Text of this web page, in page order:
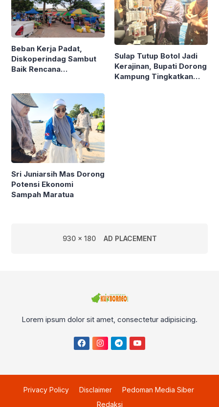
Beban Kerja Padat,
Diskoperindag Sambut
Baik Rencana
Sulap Tutup Botol Jadi
Kerajinan, Bupati Dorong
Kampung Tingkatkan
Sri Juniarsih Mas Dorong
Potensi Ekonomi
Sampah Maratua
930 x 180 AD PLACEMENT
Lorem ipsum dolor sit amet, consectetur adipisicing.
Privacy Policy Disclaimer
Pedoman Media Siber
Redaksi